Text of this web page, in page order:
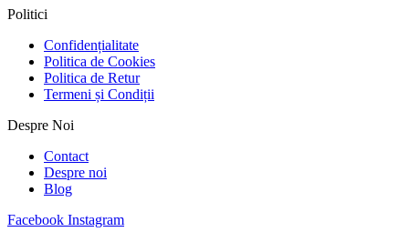
Politici
Confidențialitate
Politica de Cookies
Politica de Retur
Termeni și Condiții
Despre Noi
Contact
Despre noi
Blog
Facebook Instagram